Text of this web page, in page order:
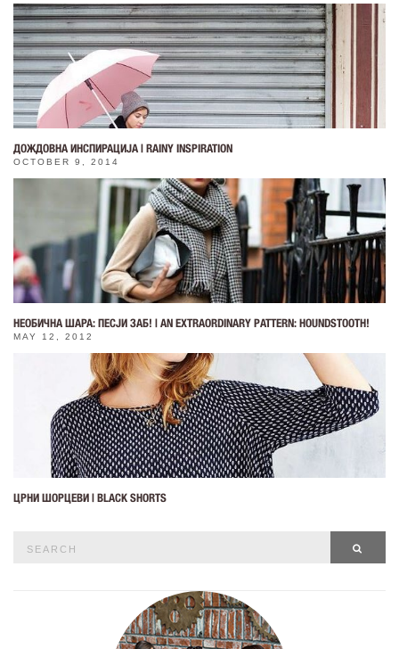
ДОЖДОВНА ИНСПИРАЦИЈА | RAINY INSPIRATION
OCTOBER 9, 2014
НЕОБИЧНА ШАРА: ПЕСЈИ ЗАБ! | AN EXTRAORDINARY PATTERN: HOUNDSTOOTH!
MAY 12, 2012
ЦРНИ ШОРЦЕВИ | BLACK SHORTS